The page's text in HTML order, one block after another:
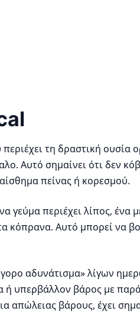
τη δραστική
Αυτό σημαίνει ότι δεν
πείνας ή κορεσμού.
γεύμα περιέχει λίπος,
κόπρανα. Αυτό μπορεί να
αδυνάτισμα» λίγων
υπερβάλλον βάρος με
βάρους, έχει